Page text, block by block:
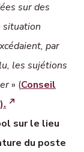
sur des
situation
par
les sujétions
» (Conseil
sur le lieu
du poste